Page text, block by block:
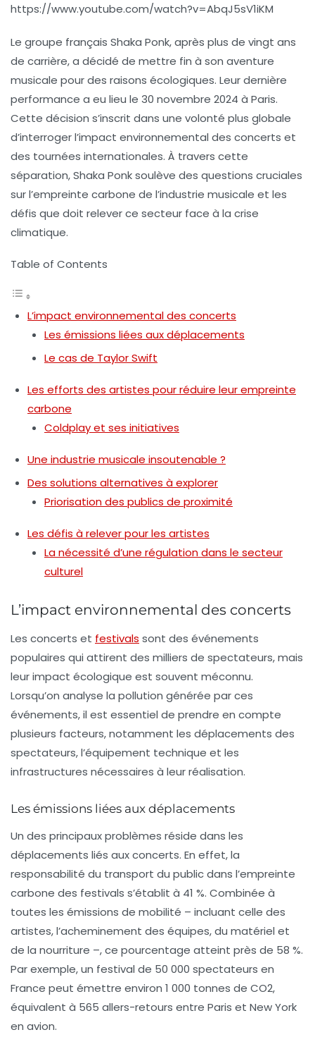
https://www.youtube.com/watch?v=AbqJ5sV1iKM
Le groupe français Shaka Ponk, après plus de vingt ans
de carrière, a décidé de mettre fin à son aventure
musicale pour des raisons écologiques. Leur dernière
performance a eu lieu le 30 novembre 2024 à Paris.
Cette décision s’inscrit dans une volonté plus globale
d’interroger l’impact environnemental des concerts et
des tournées internationales. À travers cette
séparation, Shaka Ponk soulève des questions cruciales
sur l’empreinte carbone de l’industrie musicale et les
défis que doit relever ce secteur face à la crise
climatique.
Table of Contents
L’impact environnemental des concerts
Les émissions liées aux déplacements
Le cas de Taylor Swift
Les efforts des artistes pour réduire leur empreinte
carbone
Coldplay et ses initiatives
Une industrie musicale insoutenable ?
Des solutions alternatives à explorer
Priorisation des publics de proximité
Les défis à relever pour les artistes
La nécessité d’une régulation dans le secteur
culturel
L’impact environnemental des concerts
Les concerts et festivals sont des événements
populaires qui attirent des milliers de spectateurs, mais
leurimpact écologique est souvent méconnu.
Lorsqu’on analyse la pollution générée par ces
événements, il est essentiel de prendre en compte
plusieurs facteurs, notamment les déplacements des
spectateurs, l’équipement technique et les
infrastructures nécessaires à leur réalisation.
Les émissions liées aux déplacements
Un des principaux problèmes réside dans les
déplacements liés aux concerts. En effet, la
responsabilité du transport du public dans l’empreinte
carbone des festivals s’établit à 41 %. Combinée à
toutes les émissions de mobilité – incluant celle des
artistes, l’acheminement des équipes, du matériel et
de la nourriture –, ce pourcentage atteint près de 58 %.
Par exemple, un festival de 50 000 spectateurs en
France peut émettre environ 1 000 tonnes de CO2,
équivalent à 565 allers-retours entre Paris et New York
en avion.